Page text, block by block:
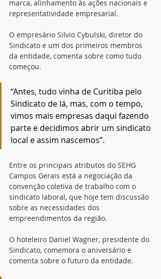
marca, alinhamento às ações nacionais e
representatividade empresarial.
O empresário Silvio Cybulski, diretor do
Sindicato e um dos primeiros membros
da entidade, comenta sobre como tudo
começou.
“Antes, tudo vinha de Curitiba pelo
Sindicato de lá, mas, com o tempo,
vimos mais empresas daqui fazendo
parte e decidimos abrir um sindicato
local e assim nascemos”.
Entre os principais atributos do SEHG
Campos Gerais está a negociação da
convenção coletiva de trabalho com o
sindicato laboral, que hoje tem discussão
sobre as necessidades dos
empreendimentos da região.
O hoteleiro Daniel Wagner, presidente do
Sindicato, comemora o aniversário e
comenta sobre o futuro da entidade.